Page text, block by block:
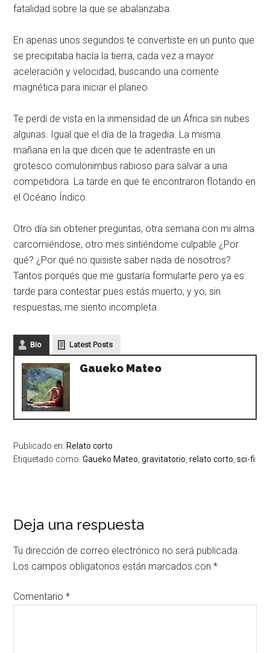
fatalidad sobre la que se abalanzaba.
En apenas unos segundos te convertiste en un punto que
se precipitaba hacía la tierra, cada vez a mayor
aceleración y velocidad, buscando una corriente
magnética para iniciar el planeo.
Te perdí de vista en la inmensidad de un África sin nubes
algunas. Igual que el día de la tragedia. La misma
mañana en la que dicen que te adentraste en un
grotesco comulonimbus rabioso para salvar a una
competidora. La tarde en que te encontraron flotando en
el Océano Índico.
Otro día sin obtener preguntas, otra semana con mi alma
carcomiéndose, otro mes sintiéndome culpable ¿Por
qué? ¿Por qué no quisiste saber nada de nosotros?
Tantos porqués que me gustaría formularte pero ya es
tarde para contestar pues estás muerto, y yo, sin
respuestas, me siento incompleta.
Bio Latest Posts
Gaueko Mateo
Publicado en: Relato corto
Etiquetado como:Gaueko Mateo ,gravitatorio ,relato corto ,sci-fi
Deja una respuesta
Tu dirección de correo electrónico no será publicada.
Los campos obligatorios están marcados con*
Comentario*